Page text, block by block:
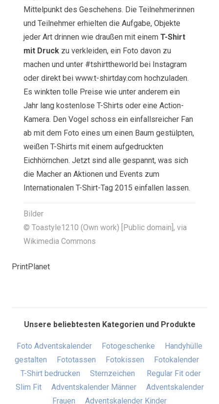
Mittelpunkt des Geschehens. Die Teilnehmerinnen
und Teilnehmer erhielten die Aufgabe, Objekte
jeder Art drinnen wie draußen mit einem T-Shirt
mit Druck zu verkleiden, ein Foto davon zu
machen und unter #tshirttheworld bei Instagram
oder direkt bei www.t-shirtday.com hochzuladen.
Es winkten tolle Preise wie unter anderem ein
Jahr lang kostenlose T-Shirts oder eine Action-
Kamera. Den Vogel schoss ein einfallsreicher Fan
ab mit dem Foto eines um einen Baum gestülpten,
weißen T-Shirts mit einem aufgedruckten
Eichhörnchen. Jetzt sind alle gespannt, was sich
die Macher an Aktionen und Events zum
Internationalen T-Shirt-Tag 2015 einfallen lassen.
Bilder
© Toastyle1210 (Own work) [Public domain], via
Wikimedia Commons
PrintPlanet
Unsere beliebtesten Kategorien und Produkte
Foto Adventskalender Fotogeschenke
Handyhülle
gestalten
Fototassen Fotokissen
Fotokalender
T-Shirt bedrucken
Sternzeichen
Regular Fit oder
Slim Fit
Adventskalender Männer
Adventskalender
Frauen
Adventskalender Kinder